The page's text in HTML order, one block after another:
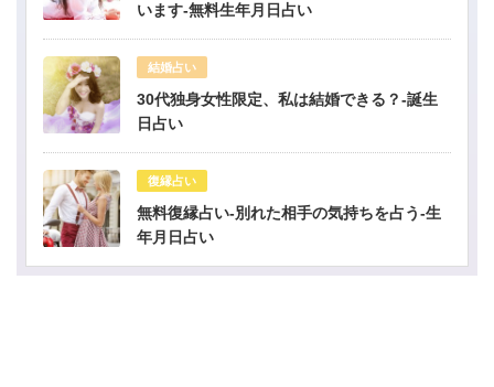
います-無料生年月日占い
結婚占い
30代独身女性限定、私は結婚できる？-誕生
日占い
復縁占い
無料復縁占い-別れた相手の気持ちを占う-生
年月日占い